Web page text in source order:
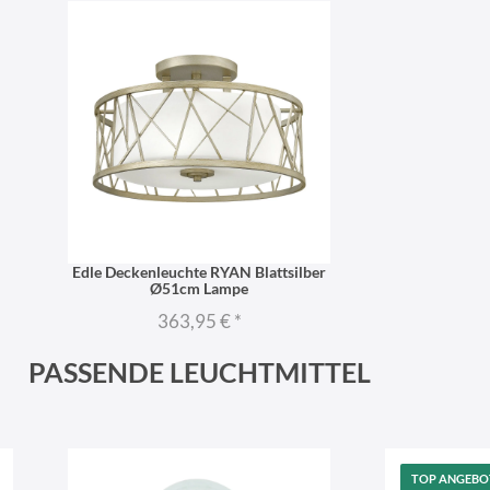
Edle Deckenleuchte RYAN Blattsilber
Ø51cm Lampe
363,95 €*
PASSENDE LEUCHTMITTEL
TOP